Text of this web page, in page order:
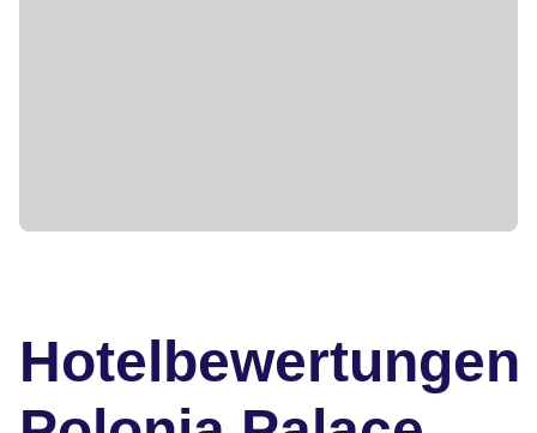
Hotelbewertungen